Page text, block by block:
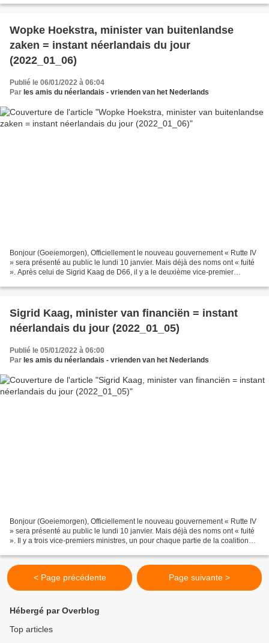
Wopke Hoekstra, minister van buitenlandse
zaken = instant néerlandais du jour
(2022_01_06)
Publié le 06/01/2022 à 06:04
Par les amis du néerlandais - vrienden van het Nederlands
Bonjour (Goeiemorgen), Officiellement le nouveau gouvernement « Rutte IV
» sera présenté au public le lundi 10 janvier. Mais déjà des noms ont « fuité
». Après celui de Sigrid Kaag de D66, il y a le deuxième vice-premier
Sigrid Kaag, minister van financiën = instant
néerlandais du jour (2022_01_05)
Publié le 05/01/2022 à 06:00
Par les amis du néerlandais - vrienden van het Nederlands
Bonjour (Goeiemorgen), Officiellement le nouveau gouvernement « Rutte IV
» sera présenté au public le lundi 10 janvier. Mais déjà des noms ont « fuité
». Il y a trois vice-premiers ministres, un pour chaque partie de la coalition
< Page précédente Page suivante >
Hébergé par Overblog
Top articles